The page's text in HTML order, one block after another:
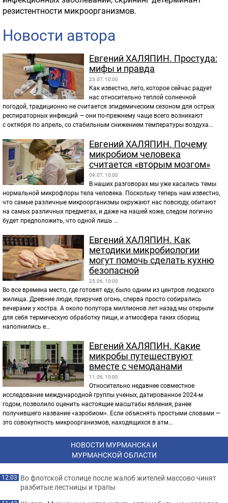
резистентности микроорганизмов.
Новости автора
Евгений ХАЛЯПИН. Простуда:
мифы и правда
23.07, 10:00
Как известно, лето, которое сейчас радует
нас относительно теплой солнечной
погодой, традиционно не считается эпидемическим сезоном для острых
респираторных инфекций — они по-прежнему чаще всего возникают
с октября по апрель, со стабильным снижением температуры воздуха...
Евгений ХАЛЯПИН. Почему
микробиом человека
считается «вторым мозгом»
09.07, 10:00
В наших разговорах мы уже касались темы
нормальной микрофлоры тела человека. Поскольку теперь нам известно,
что самые различные микроорганизмы окружают нас повсюду, обитают
на самых различных предметах, и даже на нашей коже, следом логично
будет предположить, что одной лишь ...
Евгений ХАЛЯПИН. Как
методики микробиологии
могут помочь сделать кухню
безопасной
25.06, 10:00
Во все времена место, где готовят еду, было одним из центров людского
жилища. Древние люди, приручив огонь, сперва просто собирались
вечерами у костра. А около полутора миллионов лет назад мы открыли
для себя термическую обработку пищи, и атмосфера таких сборищ
наполнились е...
Евгений ХАЛЯПИН. Какие
микробы путешествуют
вместе с чемоданами
11.06, 10:00
Относительно недавнее совместное
исследование международной группы ученых, датированное 2024-м
годом, позволило оценить настоящие масштабы явления, ранее
получившего название «аэробиом». Если объяснять простыми словами —
это совокупность микроорганизмов, находящихся в атм...
НОВОСТИ МУРМАНСКА И
МУРМАНСКОЙ ОБЛАСТИ
12:03 Во флотской столице после жалоб жителей массово чинят
разбитые лестницы и трапы